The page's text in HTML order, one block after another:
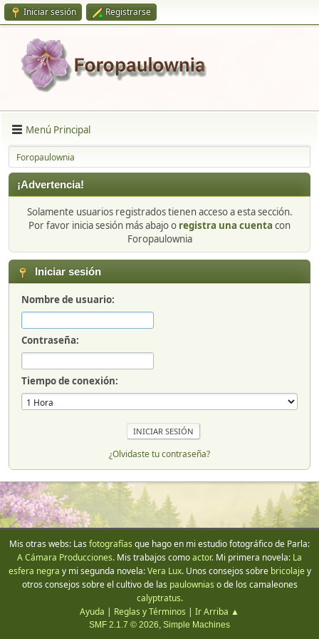
Iniciar sesión Registrarse
Menú Principal
Foropaulownia
¡Advertencia!
Solamente usuarios registrados tienen acceso a esta sección.
Por favor inicia sesión más abajo o registra una cuenta con
Foropaulownia
Iniciar sesión
Nombre de usuario:
Contraseña:
Tiempo de conexión:
¿Olvidaste tu contraseña?
Mis otras webs: Las fotografías que hago en mi estudio fotográfico de Parla:
A Cámara Producciones. Mis trabajos comoactor. Mi primera novela: La
esfera negra y mi segunda novela:Vera Lux. Unos consejos sobre bricolaje y
otros consejos sobre el cultivo de las paulownias o de los camaleones
calyptratus.
Ayuda | Reglas y Términos | Ir Arriba ▲
SMF 2.1.7 © 2026, Simple Machines